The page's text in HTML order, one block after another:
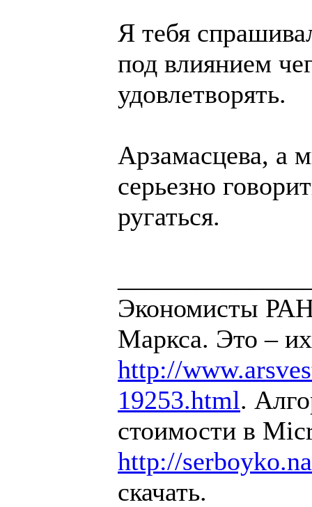
Я тебя
под влиянием
удовлетворять.
Арзамасцева, а
серьезно
ругаться.
Экономисты
Маркса. Это –
http://
19253.html.
стоимости в
http://
скачать.